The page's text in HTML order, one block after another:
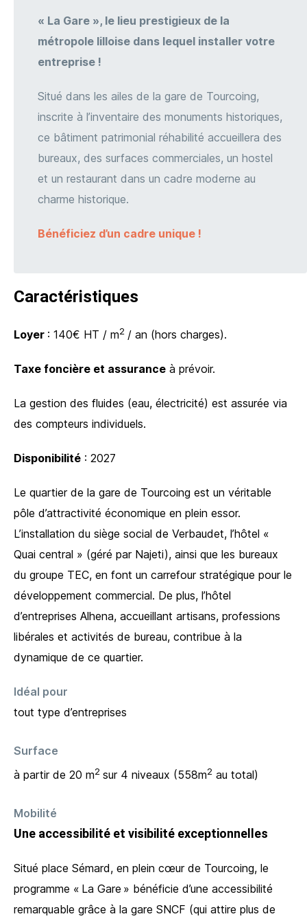
« La Gare », le lieu prestigieux de la
métropole lilloise dans lequel installer votre
entreprise !
Situé dans les ailes de la gare de Tourcoing,
inscrite à l’inventaire des monuments historiques,
ce bâtiment patrimonial réhabilité accueillera des
bureaux, des surfaces commerciales, un hostel
et un restaurant dans un cadre moderne au
charme historique.
Bénéficiez d’un cadre unique !
Caractéristiques
Loyer : 140€ HT / m2 / an (hors charges).
Taxe foncière et assurance à prévoir.
La gestion des fluides (eau, électricité) est assurée via
des compteurs individuels.
Disponibilité : 2027
Le quartier de la gare de Tourcoing est un véritable
pôle d’attractivité économique en plein essor.
L’installation du siège social de Verbaudet, l’hôtel «
Quai central » (géré par Najeti), ainsi que les bureaux
du groupe TEC, en font un carrefour stratégique pour le
développement commercial. De plus, l’hôtel
d’entreprises Alhena, accueillant artisans, professions
libérales et activités de bureau, contribue à la
dynamique de ce quartier.
Idéal pour
tout type d’entreprises
Surface
à partir de 20 m2 sur 4 niveaux (558m2 au total)
Mobilité
Une accessibilité et visibilité exceptionnelles
Situé place Sémard, en plein cœur de Tourcoing, le
programme « La Gare » bénéficie d’une accessibilité
remarquable grâce à la gare SNCF (qui attire plus de